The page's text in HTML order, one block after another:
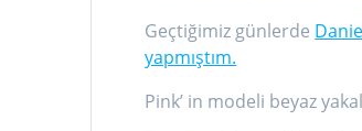
Geçtiğimiz günlerde
yapmıştım.
Pink’ in modeli beyaz